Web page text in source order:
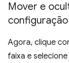
Mover e
Agora, clique
faixa e selecione